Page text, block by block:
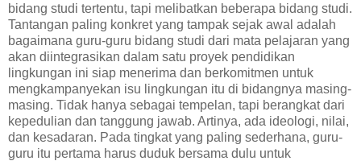
bidang studi tertentu, tapi melibatkan beberapa bidang studi.
Tantangan paling konkret yang tampak sejak awal adalah
bagaimana guru-guru bidang studi dari mata pelajaran yang
akan diintegrasikan dalam satu proyek pendidikan
lingkungan ini siap menerima dan berkomitmen untuk
mengkampanyekan isu lingkungan itu di bidangnya masing-
masing. Tidak hanya sebagai tempelan, tapi berangkat dari
kepedulian dan tanggung jawab. Artinya, ada ideologi, nilai,
dan kesadaran. Pada tingkat yang paling sederhana, guru-
guru itu pertama harus duduk bersama dulu untuk